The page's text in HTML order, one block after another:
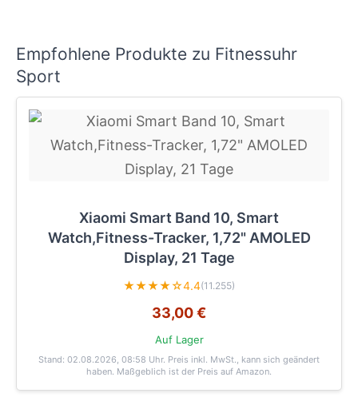
Empfohlene Produkte zu Fitnessuhr
Sport
Xiaomi Smart Band 10, Smart
Watch,Fitness-Tracker, 1,72" AMOLED
Display, 21 Tage
★★★★☆4.4(11.255)
33,00 €
Auf Lager
Stand: 02.08.2026, 08:58 Uhr. Preis inkl. MwSt., kann sich geändert
haben. Maßgeblich ist der Preis auf Amazon.